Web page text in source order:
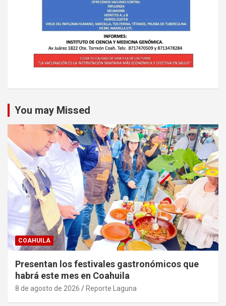
You may Missed
COAHUILA
Presentan los festivales gastronómicos que
habrá este mes en Coahuila
8 de agosto de 2026 Reporte Laguna